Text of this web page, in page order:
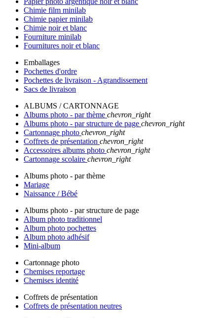
Chimie film minilab
Chimie papier minilab
Chimie noir et blanc
Fourniture minilab
Fournitures noir et blanc
Emballages
Pochettes d'ordre
Pochettes de livraison - Agrandissement
Sacs de livraison
ALBUMS / CARTONNAGE
Albums photo - par thème chevron_right
Albums photo - par structure de page chevron_right
Cartonnage photo chevron_right
Coffrets de présentation chevron_right
Accessoires albums photo chevron_right
Cartonnage scolaire chevron_right
Albums photo - par thème
Mariage
Naissance / Bébé
Albums photo - par structure de page
Album photo traditionnel
Album photo pochettes
Album photo adhésif
Mini-album
Cartonnage photo
Chemises reportage
Chemises identité
Coffrets de présentation
Coffrets de présentation neutres